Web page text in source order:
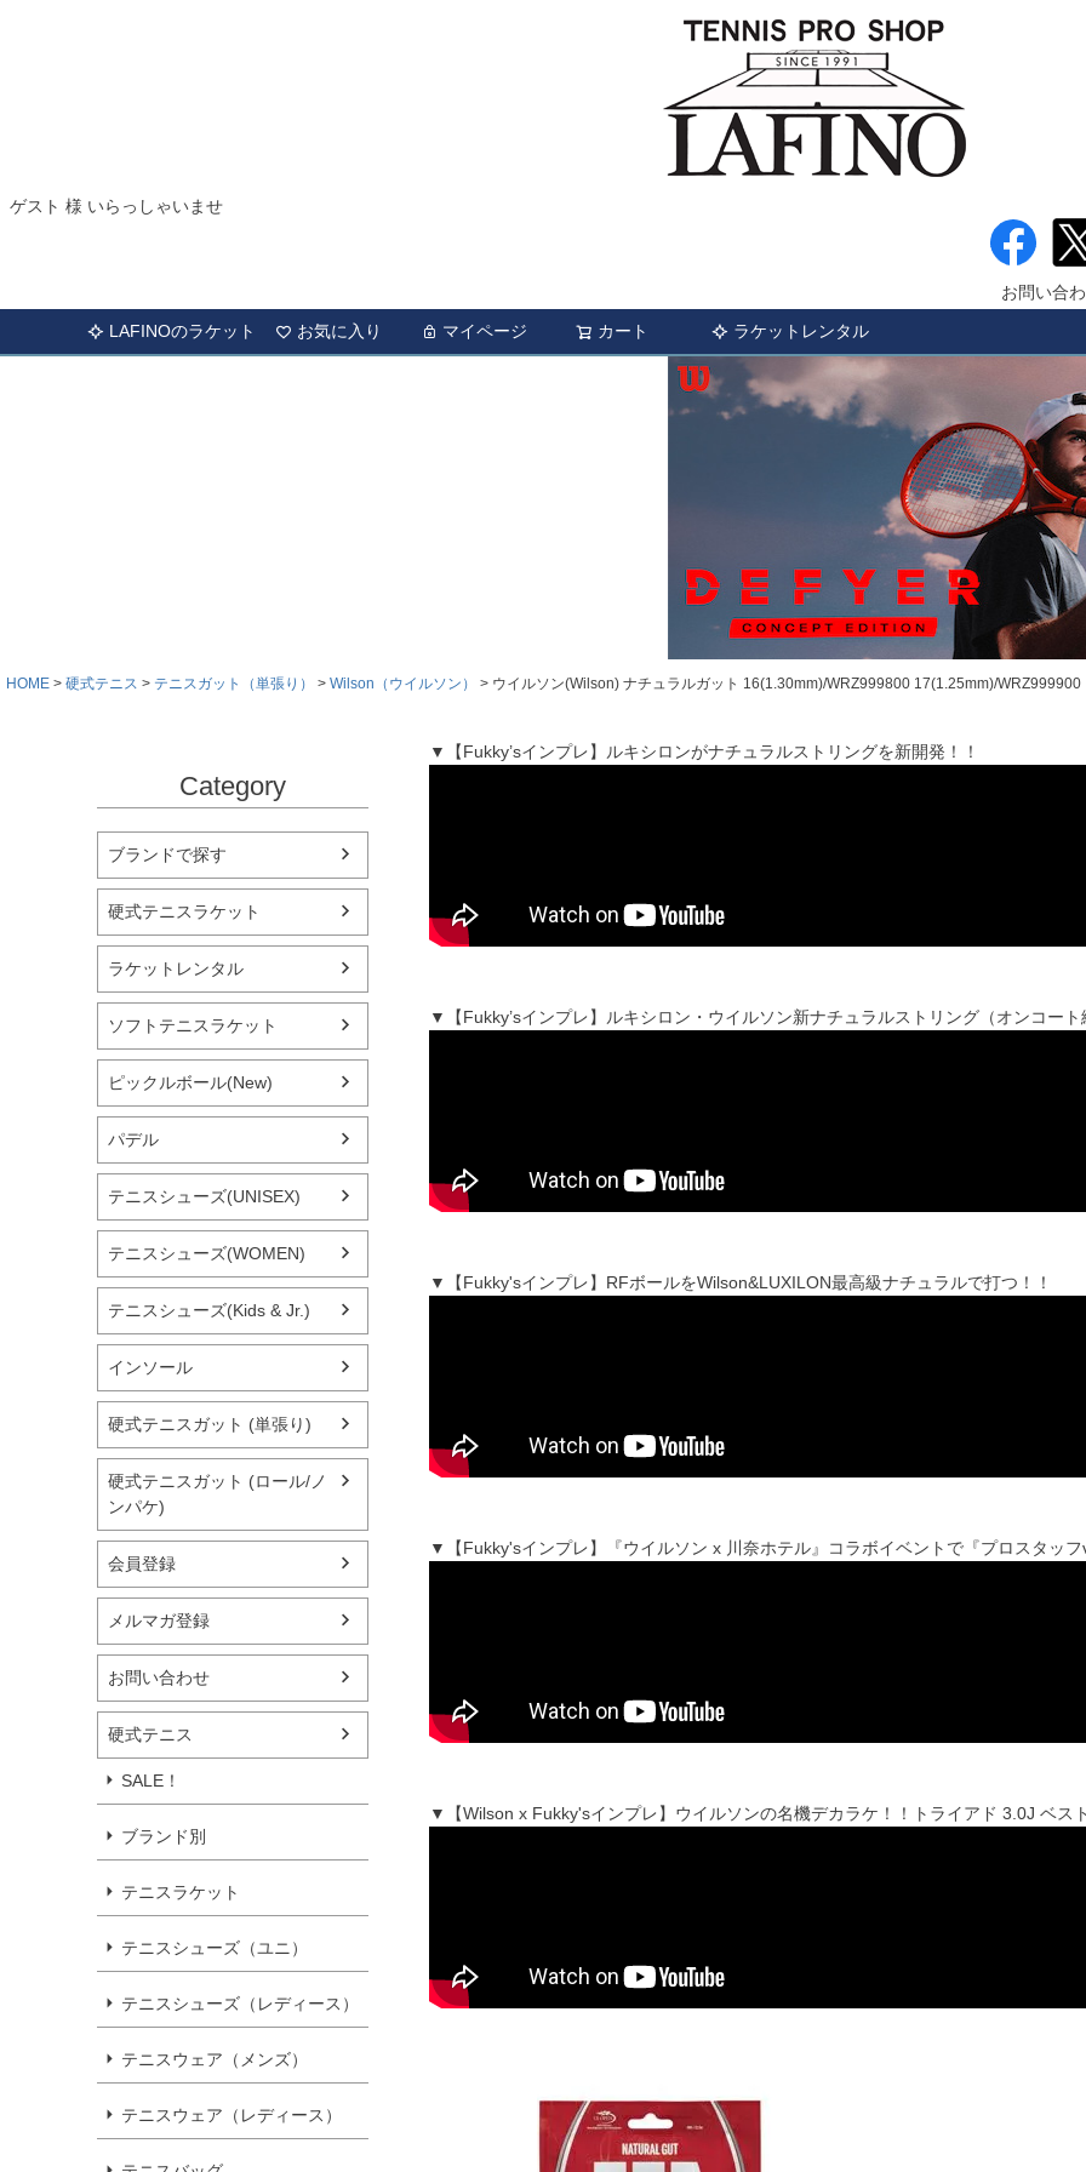
ゲスト 様 いらっしゃいませ
お問い合
LAFINOのラケット
お気に入り マイページ カート ラケットレンタル
HOME 硬式テニス テニスガット（単張り） Wilson（ウイルソン） ウイルソン(Wilson) ナチュラルガット 16(1.30mm)/WRZ999800 17(1.25mm)/WRZ999900
Category
ブランドで探す
硬式テニスラケット
ラケットレンタル
ソフトテニスラケット
ピックルボール(New)
パデル
テニスシューズ(UNISEX)
テニスシューズ(WOMEN)
テニスシューズ(Kids & Jr.)
インソール
硬式テニスガット (単張り)
硬式テニスガット (ロール/ノ
ンパケ)
会員登録
メルマガ登録
お問い合わせ
硬式テニス
SALE！
ブランド別
テニスラケット
テニスシューズ（ユニ）
テニスシューズ（レディース）
テニスウェア（メンズ）
テニスウェア（レディース）
▼【Fukky’sインプレ】ルキシロンがナチュラルストリングを新開発！！
▼【Fukky’sインプレ】ルキシロン・ウイルソン新ナチュラルストリング（オンコート
▼【Fukky'sインプレ】RFボールをWilson&LUXILON最高級ナチュラルで打つ！！
▼【Fukky'sインプレ】『ウイルソン x 川奈ホテル』コラボイベントで『プロスタッ
▼【Wilson x Fukky'sインプレ】ウイルソンの名機デカラケ！！トライアド 3.0J ベス